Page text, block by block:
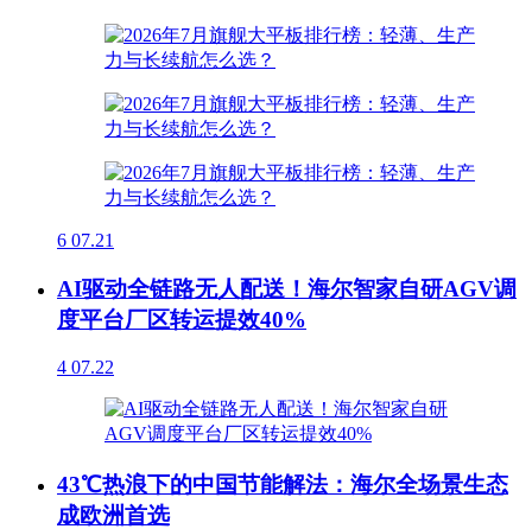
6 07.21
AI驱动全链路无人配送！海尔智家自研AGV调
度平台厂区转运提效40%
4 07.22
43℃热浪下的中国节能解法：海尔全场景生态
成欧洲首选